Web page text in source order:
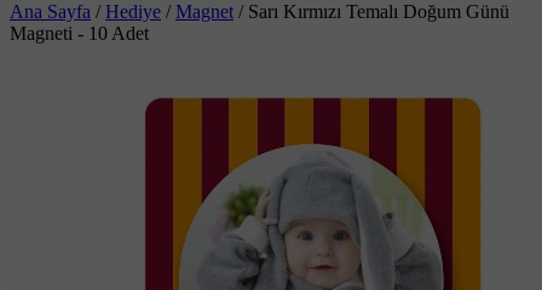
Ana Sayfa / Hediye / Magnet / Sarı Kırmızı Temalı Doğum Günü
Magneti - 10 Adet